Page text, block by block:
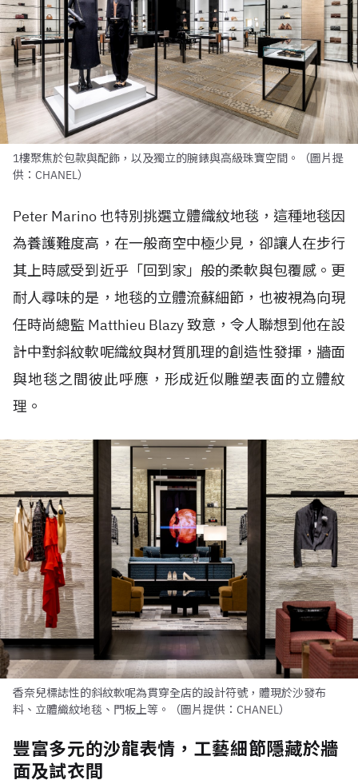
1樓聚焦於包款與配飾，以及獨立的腕錶與高級珠寶空間。（圖片提
供：CHANEL）
Peter Marino 也特別挑選立體織紋地毯，這種地毯因
為養護難度高，在一般商空中極少見，卻讓人在步行
其上時感受到近乎「回到家」般的柔軟與包覆感。更
耐人尋味的是，地毯的立體流蘇細節，也被視為向現
任時尚總監 Matthieu Blazy 致意，令人聯想到他在設
計中對斜紋軟呢織紋與材質肌理的創造性發揮，牆面
與地毯之間彼此呼應，形成近似雕塑表面的立體紋
理。
香奈兒標誌性的斜紋軟呢為貫穿全店的設計符號，體現於沙發布
料、立體織紋地毯、門板上等。（圖片提供：CHANEL）
豐富多元的沙龍表情，工藝細節隱藏於牆
面及試衣間